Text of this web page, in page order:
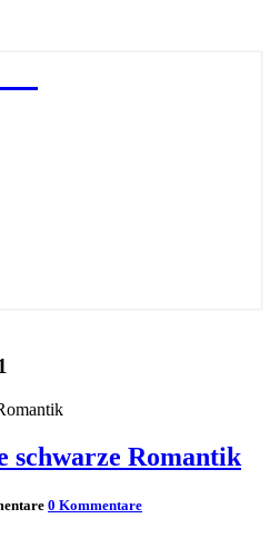
schwarze Romantik
0 Kommentare